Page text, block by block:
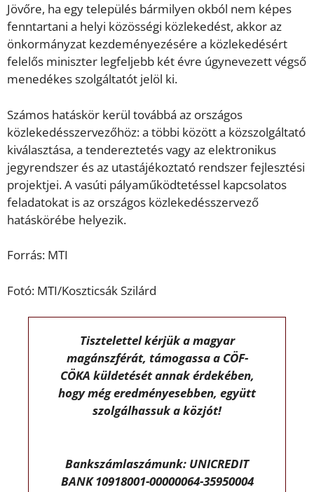
Jövőre, ha egy település bármilyen okból nem képes
fenntartani a helyi közösségi közlekedést, akkor az
önkormányzat kezdeményezésére a közlekedésért
felelős miniszter legfeljebb két évre úgynevezett végső
menedékes szolgáltatót jelöl ki.
Számos hatáskör kerül továbbá az országos
közlekedésszervezőhöz: a többi között a közszolgáltató
kiválasztása, a tendereztetés vagy az elektronikus
jegyrendszer és az utastájékoztató rendszer fejlesztési
projektjei. A vasúti pályaműködtetéssel kapcsolatos
feladatokat is az országos közlekedésszervező
hatáskörébe helyezik.
Forrás: MTI
Fotó: MTI/Koszticsák Szilárd
Tisztelettel kérjük a magyar
magánszférát, támogassa a CÖF-
CÖKA küldetését annak érdekében,
hogy még eredményesebben, együtt
szolgálhassuk a közjót!
Bankszámlaszámunk: UNICREDIT
BANK 10918001-00000064-35950004